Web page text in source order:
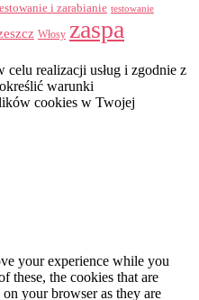
i zarabianie testowanie
Włosy zaspa
realizacji usług i zgodnie z
warunki
cookies w Twojej
your experience while you
these, the cookies that are
on your browser as they are